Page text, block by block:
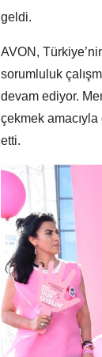
geldi.
AVON,
sorumluluk
devam ediyor.
çekmek amacıyla
etti.